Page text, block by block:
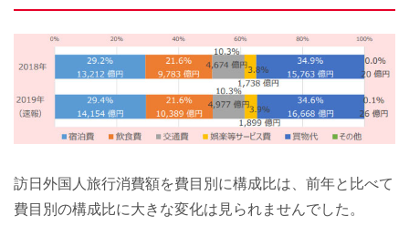
訪日外国人旅行消費額を費目別に構成比は、前年と比べて
費目別の構成比に大きな変化は見られませんでした。